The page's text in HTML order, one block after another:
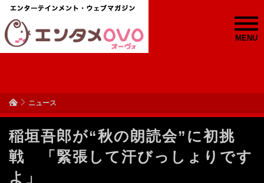
MENU
ニュース
稲垣吾郎が“秋の朗読会”に初挑
戦 「緊張して汗びっしょりです
よ」